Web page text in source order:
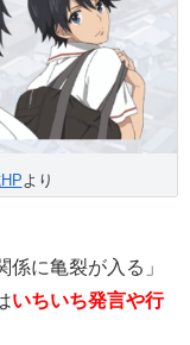
より
に亀裂が入る」
いちいち発言や行